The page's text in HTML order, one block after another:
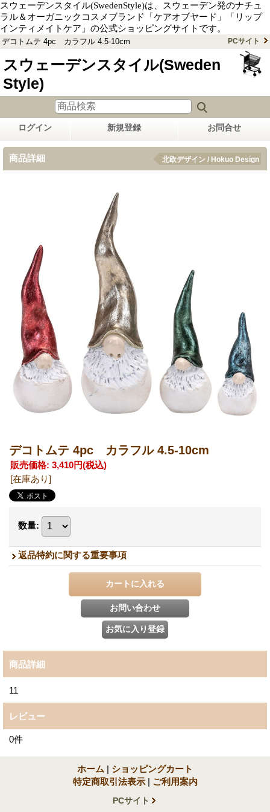
スウェーデンスタイル(SwedenStyle)は、スウェーデン発のナチュ
ラル＆オーガニックコスメブランド「ケアオブヤード」「リップ
インティメイトケア」の公式ショッピングサイトです。
デコトムテ 4pc カラフル 4.5-10cm PCサイト
スウェーデンスタイル(Sweden
Style)
ログイン 新規登録 お問合せ
商品詳細 北欧デザイン / Hokuo Design
デコトムテ 4pc カラフル 4.5-10cm
販売価格: 3,410円(税込)
[在庫あり]
数量:
返品特約に関する重要事項
商品詳細
11
レビュー
0件
ホーム | ショッピングカート
特定商取引法表示 | ご利用案内
PCサイト